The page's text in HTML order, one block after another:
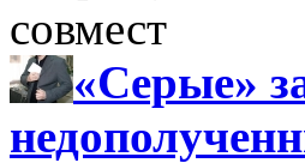
совмест
«Серые»